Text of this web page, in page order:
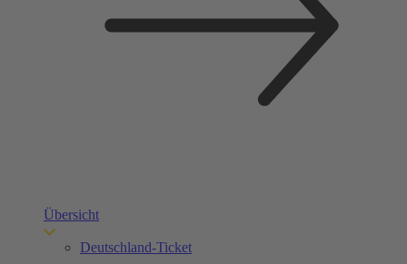
Übersicht
Deutschland-Ticket